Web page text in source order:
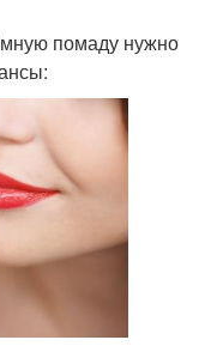
помаду нужно